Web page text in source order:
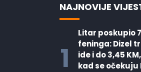
NAJNOVIJE
1
Litar poskupio
feninga: Dizel
ide i do 3,45
kad se očekuju